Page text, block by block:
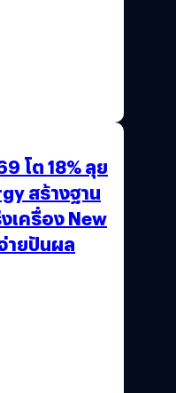
โต 18% ลุย
สร้างฐาน
เครื่อง New
ายปันผล